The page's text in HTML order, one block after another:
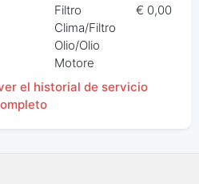
Filtro
Clima/Filtro
Olio/Olio
Motore
€ 0,00
el historial de servicio